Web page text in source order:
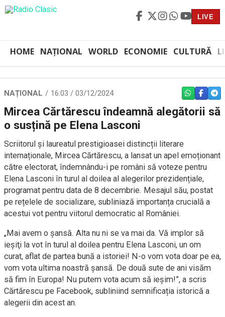
LIVE
HOME NAȚIONAL WORLD ECONOMIE CULTURĂ
NAȚIONAL 16:03 / 03/12/2024 WHATSAPP
Mircea Cărtărescu îndeamnă alegătorii să
o susțină pe Elena Lasconi
Scriitorul și laureatul prestigioasei distincții literare
internaționale, Mircea Cărtărescu, a lansat un apel emoționant
către electorat, îndemnându-i pe români să voteze pentru
Elena Lasconi în turul al doilea al alegerilor prezidențiale,
programat pentru data de 8 decembrie. Mesajul său, postat
pe rețelele de socializare, subliniază importanța crucială a
acestui vot pentru viitorul democratic al României.
„Mai avem o şansă. Alta nu ni se va mai da. Vă implor să
ieşiţi la vot în turul al doilea pentru Elena Lasconi, un om
curat, aflat de partea bună a istoriei! N-o vom vota doar pe ea,
vom vota ultima noastră şansă. De două sute de ani visăm
să fim în Europa! Nu putem vota acum să ieşim!”, a scris
Cărtărescu pe Facebook, subliniind semnificația istorică a
alegerii din acest an.